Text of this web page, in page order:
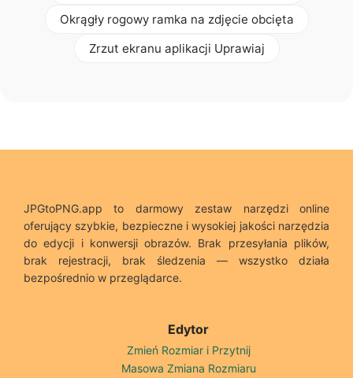
Okrągły rogowy ramka na zdjęcie obcięta
Zrzut ekranu aplikacji Uprawiaj
JPGtoPNG.app to darmowy zestaw narzędzi online
oferujący szybkie, bezpieczne i wysokiej jakości narzędzia
do edycji i konwersji obrazów. Brak przesyłania plików,
brak rejestracji, brak śledzenia — wszystko działa
bezpośrednio w przeglądarce.
Edytor
Zmień Rozmiar i Przytnij
Masowa Zmiana Rozmiaru